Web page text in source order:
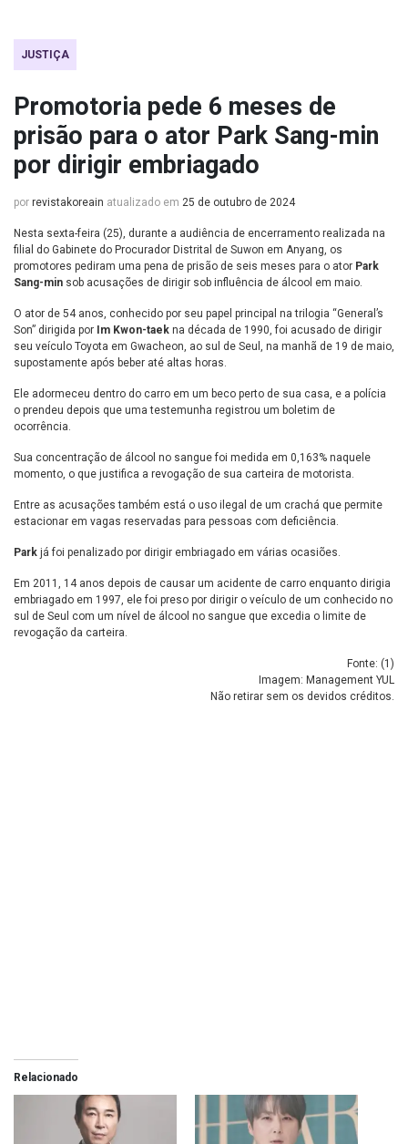
JUSTIÇA
Promotoria pede 6 meses de
prisão para o ator Park Sang-min
por dirigir embriagado
por revistakoreain atualizado em 25 de outubro de 2024
Nesta sexta-feira (25), durante a audiência de encerramento realizada na
filial do Gabinete do Procurador Distrital de Suwon em Anyang, os
promotores pediram uma pena de prisão de seis meses para o ator Park
Sang-min sob acusações de dirigir sob influência de álcool em maio.
O ator de 54 anos, conhecido por seu papel principal na trilogia “General’s
Son” dirigida por Im Kwon-taek na década de 1990, foi acusado de dirigir
seu veículo Toyota em Gwacheon, ao sul de Seul, na manhã de 19 de maio,
supostamente após beber até altas horas.
Ele adormeceu dentro do carro em um beco perto de sua casa, e a polícia
o prendeu depois que uma testemunha registrou um boletim de
ocorrência.
Sua concentração de álcool no sangue foi medida em 0,163% naquele
momento, o que justifica a revogação de sua carteira de motorista.
Entre as acusações também está o uso ilegal de um crachá que permite
estacionar em vagas reservadas para pessoas com deficiência.
Park já foi penalizado por dirigir embriagado em várias ocasiões.
Em 2011, 14 anos depois de causar um acidente de carro enquanto dirigia
embriagado em 1997, ele foi preso por dirigir o veículo de um conhecido no
sul de Seul com um nível de álcool no sangue que excedia o limite de
revogação da carteira.
Fonte: (1 )
Imagem: Management YUL
Não retirar sem os devidos créditos.
Relacionado